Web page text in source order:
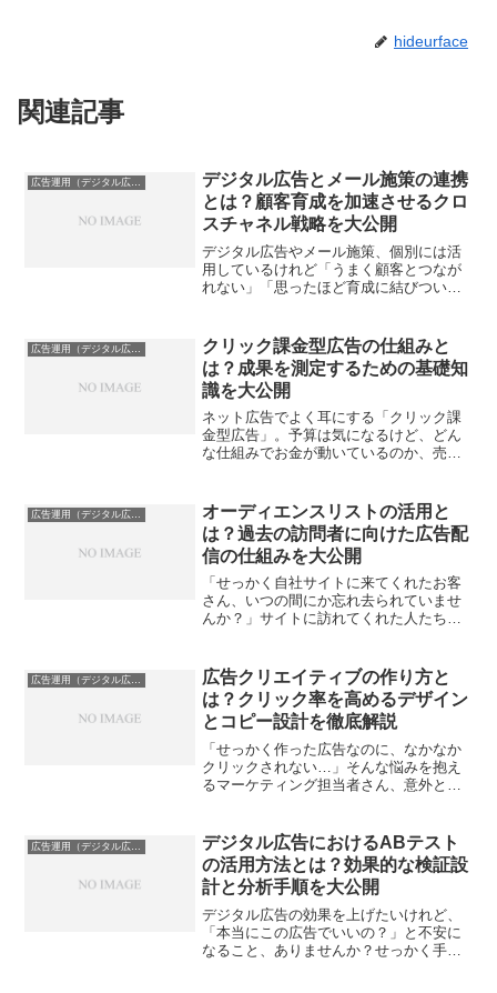
hideurface
関連記事
広告運用（デジタル広告）
デジタル広告とメール施策の連携
とは？顧客育成を加速させるクロ
スチャネル戦略を大公開
デジタル広告やメール施策、個別には活
用しているけれど「うまく顧客とつなが
れない」「思ったほど育成に結びついて
関係がぐんと深まり、リピートやファン
化へとつなげることがで...
クリック課金型広告の仕組みと
は？成果を測定するための基礎知
識を大公開
ネット広告でよく耳にする「クリック課
金型広告」。予算は気になるけど、どん
な仕組みでお金が動いているのか、売上
クされた数だけお金がかかると聞いて不
安になる方も多いはず。そ...
広告運用（デジタル広告）
オーディエンスリストの活用と
は？過去の訪問者に向けた広告配
信の仕組みを大公開
「せっかく自社サイトに来てくれたお客
さん、いつの間にか忘れ去られていませ
んか？」サイトに訪れてくれた人たち
スリスト」の技術です。でも、実際どう
使うのが効果的なのか、ちょ...
広告運用（デジタル広告）
広告クリエイティブの作り方と
は？クリック率を高めるデザイン
とコピー設計を徹底解説
「せっかく作った広告なのに、なかなか
クリックされない…」そんな悩みを抱え
るマーケティング担当者さん、意外と多
うように反応が取れないのがクリエイテ
ィブの難しいところ。でも...
デジタル広告におけるABテスト
の活用方法とは？効果的な検証設
計と分析手順を大公開
デジタル広告の効果を上げたいけれど、
「本当にこの広告でいいの？」と不安に
なること、ありませんか？せっかく手間